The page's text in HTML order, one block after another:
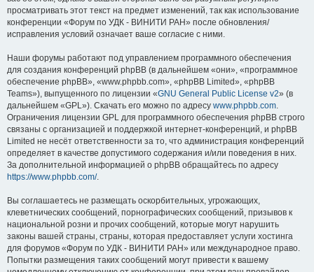
просматривать этот текст на предмет изменений, так как использование
конференции «Форум по УДК - ВИНИТИ РАН» после обновления/
исправления условий означает ваше согласие с ними.
Наши форумы работают под управлением программного обеспечения
для создания конференций phpBB (в дальнейшем «они», «программное
обеспечение phpBB», «www.phpbb.com», «phpBB Limited», «phpBB
Teams»), выпущенного по лицензии «GNU General Public License v2» (в
дальнейшем «GPL»). Скачать его можно по адресу www.phpbb.com.
Ограничения лицензии GPL для программного обеспечения phpBB строго
связаны с организацией и поддержкой интернет-конференций, и phpBB
Limited не несёт ответственности за то, что администрация конференций
определяет в качестве допустимого содержания и/или поведения в них.
За дополнительной информацией о phpBB обращайтесь по адресу
https://www.phpbb.com/.
Вы соглашаетесь не размещать оскорбительных, угрожающих,
клеветнических сообщений, порнографических сообщений, призывов к
национальной розни и прочих сообщений, которые могут нарушить
законы вашей страны, страны, которая предоставляет услуги хостинга
для форумов «Форум по УДК - ВИНИТИ РАН» или международное право.
Попытки размещения таких сообщений могут привести к вашему